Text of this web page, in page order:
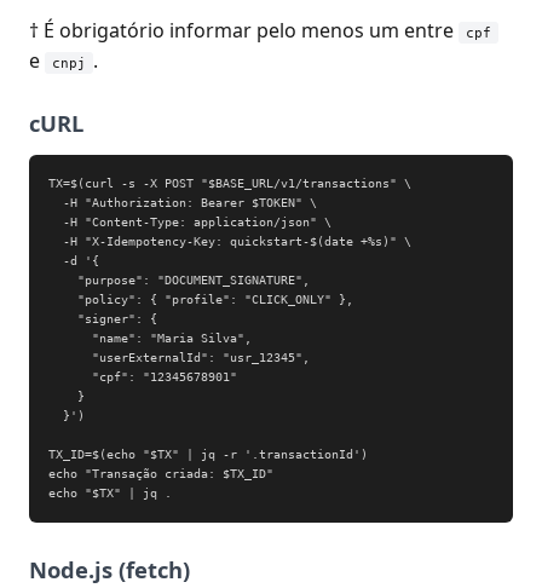
† É obrigatório informar pelo menos um entre cpf
e cnpj .
cURL
TX=$(curl -s -X POST "$BASE_URL/v1/transactions" \
  -H "Authorization: Bearer $TOKEN" \
  -H "Content-Type: application/json" \
  -H "X-Idempotency-Key: quickstart-$(date +%s)" \
  -d '{
    "purpose": "DOCUMENT_SIGNATURE",
    "policy": { "profile": "CLICK_ONLY" },
    "signer": {
      "name": "Maria Silva",
      "userExternalId": "usr_12345",
      "cpf": "12345678901"
    }
  }')
TX_ID=$(echo "$TX" | jq -r '.transactionId')
echo "Transação criada: $TX_ID"
echo "$TX" | jq .
Node.js (fetch)